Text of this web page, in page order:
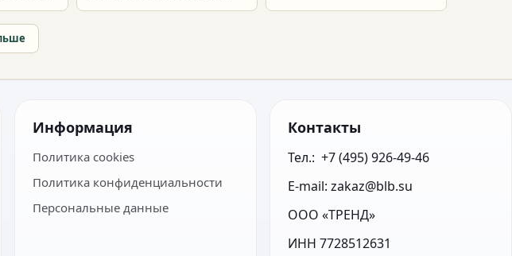
Информация
Политика cookies
Политика конфиденциальности
Персональные данные
Контакты
Тел.:  +7 (495) 926-49-46
E-mail: zakaz@blb.su
ООО «ТРЕНД»
ИНН 7728512631